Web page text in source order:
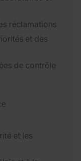
réclamations
et des
de contrôle
et les